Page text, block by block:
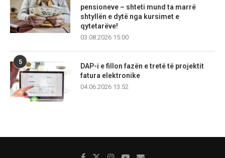
pensioneve – shteti mund ta marrë
shtyllën e dytë nga kursimet e
qytetarëve!
03.08.2026 15:00
5
DAP-i e fillon fazën e tretë të projektit
fatura elektronike
04.06.2026 13:52